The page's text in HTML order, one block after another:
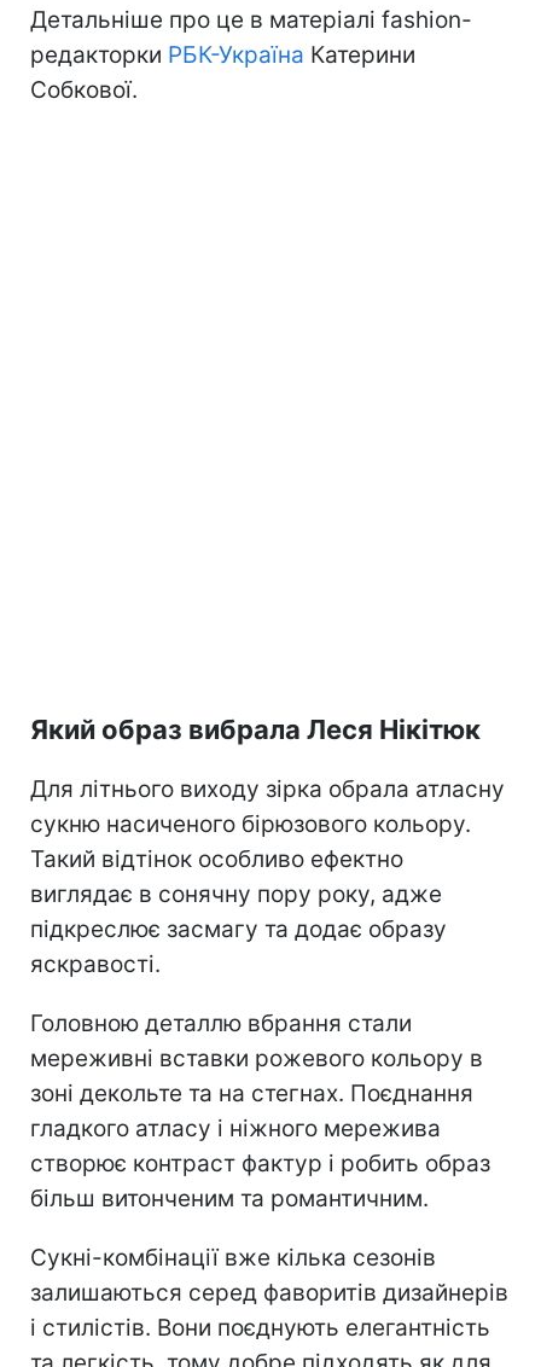
Детальніше про це в матеріалі fashion-
редакторки РБК-Україна Катерини
Собкової.
Який образ вибрала Леся Нікітюк
Для літнього виходу зірка обрала атласну
сукню насиченого бірюзового кольору.
Такий відтінок особливо ефектно
виглядає в сонячну пору року, адже
підкреслює засмагу та додає образу
яскравості.
Головною деталлю вбрання стали
мереживні вставки рожевого кольору в
зоні декольте та на стегнах. Поєднання
гладкого атласу і ніжного мережива
створює контраст фактур і робить образ
більш витонченим та романтичним.
Сукні-комбінації вже кілька сезонів
залишаються серед фаворитів дизайнерів
і стилістів. Вони поєднують елегантність